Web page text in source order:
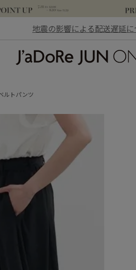
地震の影響による配送遅延に
ルトパンツ